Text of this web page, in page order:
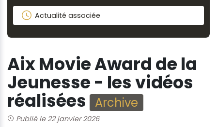
Actualité associée
Aix Movie Award de la
Jeunesse - les vidéos
réalisées Archive
Publié le 22 janvier 2026